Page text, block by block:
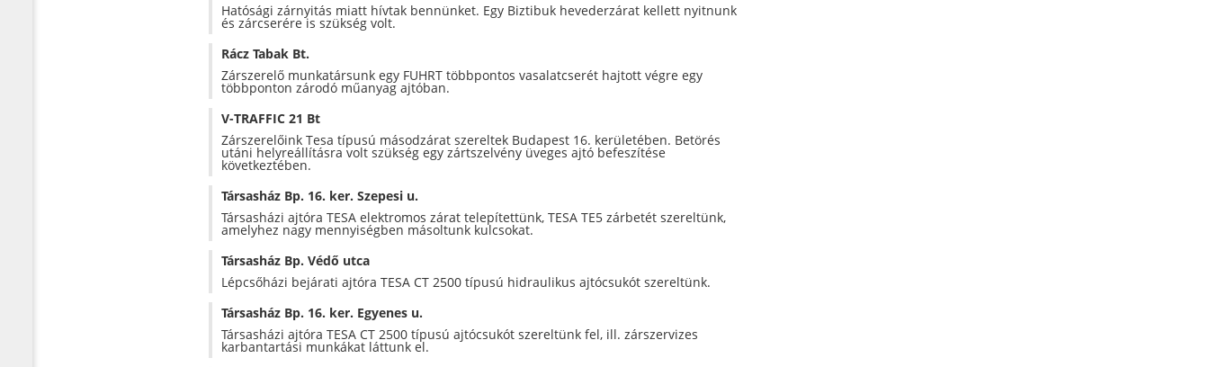
Hatósági zárnyitás miatt hívtak bennünket. Egy Biztibuk hevederzárat kellett nyitnunk
és zárcserére is szükség volt.
Rácz Tabak Bt.
Zárszerelő munkatársunk egy FUHRT többpontos vasalatcserét hajtott végre egy
többponton zárodó műanyag ajtóban.
V-TRAFFIC 21 Bt
Zárszerelőink Tesa típusú másodzárat szereltek Budapest 16. kerületében. Betörés
utáni helyreállításra volt szükség egy zártszelvény üveges ajtó befeszítése
következtében.
Társasház Bp. 16. ker. Szepesi u.
Társasházi ajtóra TESA elektromos zárat telepítettünk, TESA TE5 zárbetét szereltünk,
amelyhez nagy mennyiségben másoltunk kulcsokat.
Társasház Bp. Védő utca
Lépcsőházi bejárati ajtóra TESA CT 2500 típusú hidraulikus ajtócsukót szereltünk.
Társasház Bp. 16. ker. Egyenes u.
Társasházi ajtóra TESA CT 2500 típusú ajtócsukót szereltünk fel, ill. zárszervizes
karbantartási munkákat láttunk el.